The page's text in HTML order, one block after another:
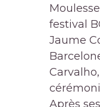
festival
Jaume
Après